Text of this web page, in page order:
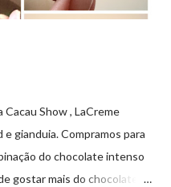
Cacau Show , LaCreme
gianduia. Compramos para
do chocolate intenso
gostar mais do chocolate